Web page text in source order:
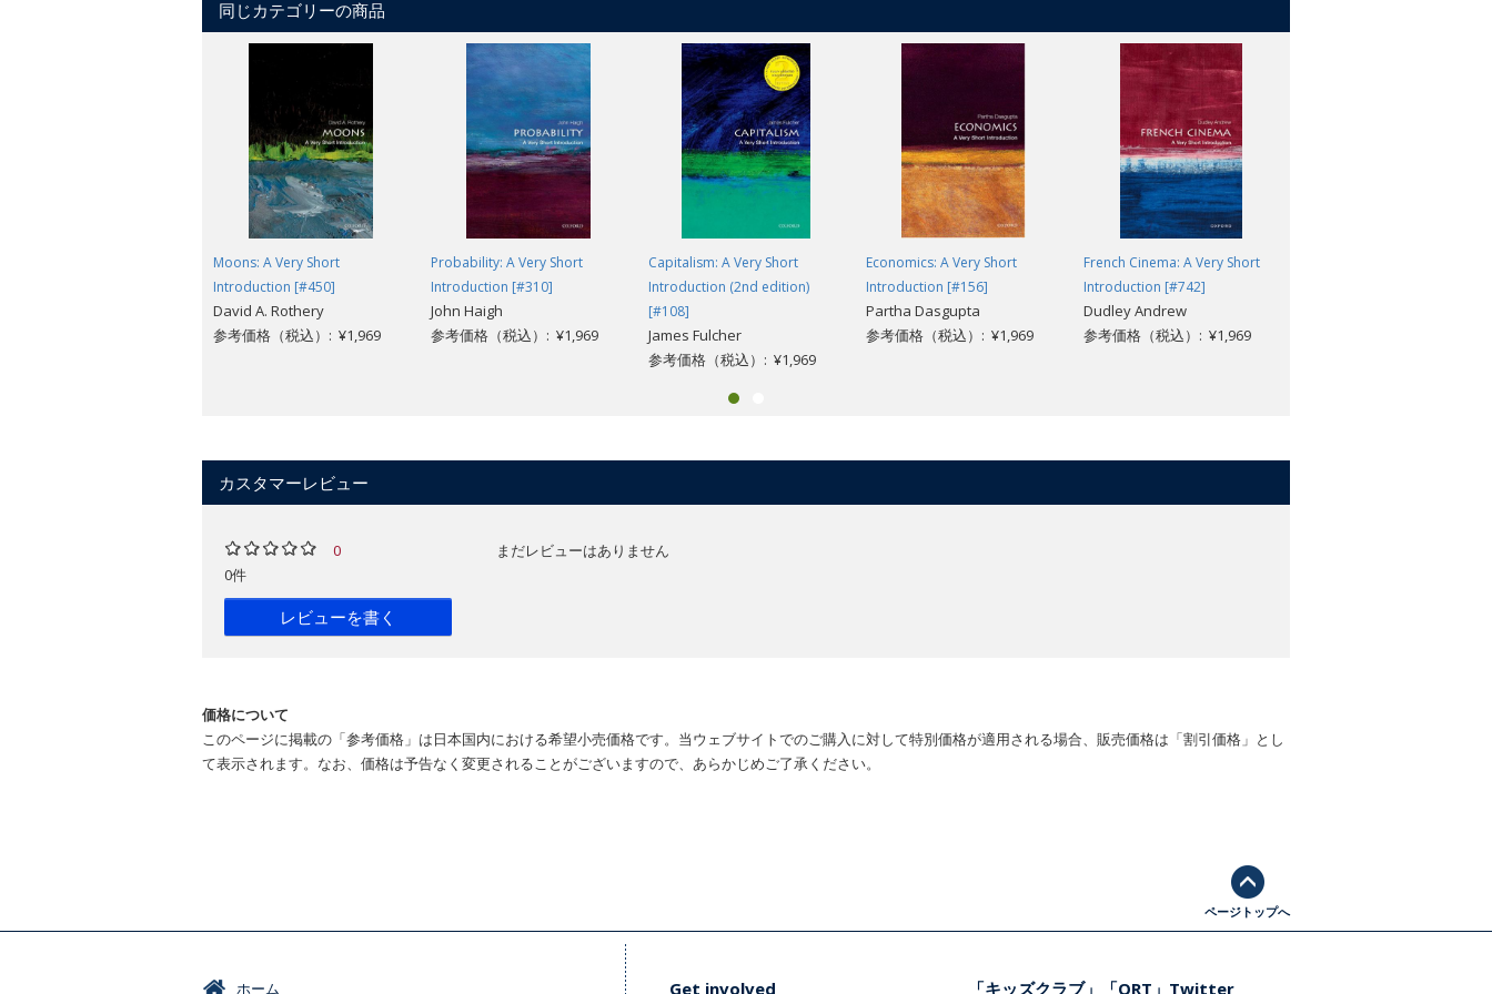
evolved, the diversity of marine life that they support, and their importance to the human population who live beside them. This new edition describes
the latest research on the complex symbioses of coral animals with microorganisms. It also highlights the scale of the challenge facing our reefs today,
following recent ocean heatwaves - part of wider climate disruption - that killed half the world's reefs, and considers what can be done to preserve
these essential and vibrant ecosystems.
同じカテゴリーの商品
Moons: A Very Short
Introduction [#450]
David A. Rothery
参考価格（税込）: ¥1,969
Probability: A Very Short
Introduction [#310]
John Haigh
参考価格（税込）: ¥1,969
Capitalism: A Very Short
Introduction (2nd edition)
[#108]
James Fulcher
参考価格（税込）: ¥1,969
Economics: A Very Short
Introduction [#156]
Partha Dasgupta
参考価格（税込）: ¥1,969
French Cinema: A Very Short
Introduction [#742]
Dudley Andrew
参考価格（税込）: ¥1,969
カスタマーレビュー
0
0件
レビューを書く
まだレビューはありません
価格について
このページに掲載の「参考価格」は日本国内における希望小売価格です。当ウェブサイトでのご購入に対して特別価格が適用される場合、販売価格は「割引価格」とし
て表示されます。なお、価格は予告なく変更されることがございますので、あらかじめご了承ください。
ページトップへ
ホーム Get involved 「キッズクラブ」「ORT」Twitter